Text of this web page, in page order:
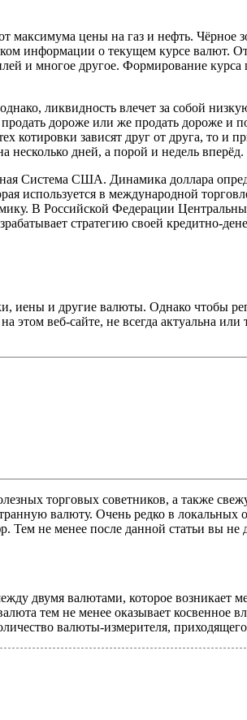
цены на газ и нефть. Чёрное
информации о текущем курсе валют.
и многое другое. Формирование
ликвидность влечет за собой
дороже или же продать дороже и
котировки зависят друг от друга, то и
несколько дней, а порой и недель вперёд.
Система США. Динамика доллара
используется в международной
В Российской Федерации
стратегию своей кредитно-
и другие валюты. Однако чтобы
веб-сайте, не всегда актуальна
торговых советников, а также
валюту. Очень редко в
Тем не менее после данной статьи вы не
двумя валютами, которое
тем не менее оказывает косвенное
валюты-измерителя,